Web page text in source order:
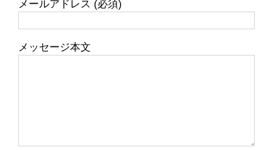
メールアドレス (必須)
メッセージ本文